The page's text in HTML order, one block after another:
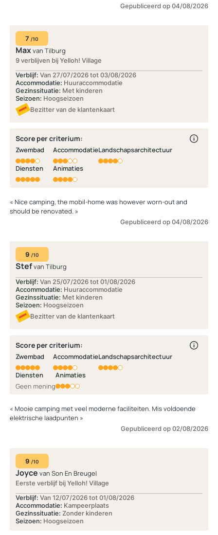
Gepubliceerd op 04/08/2026
7 /10
Maxvan Tilburg
9 verblijven bij Yelloh! Village
Verblijf: Van 27/07/2026 tot 03/08/2026
Accommodatie: Huuraccommodatie
Gezinssituatie: Met kinderen
Seizoen: Hoogseizoen
Bezitter van de klantenkaart
Score per criterium:
Zwembad Accommodatie Landschapsarchitectuur
Diensten Animaties
« Nice camping, the mobil-home was however worn-out and
should be renovated. »
Gepubliceerd op 04/08/2026
9 /10
Stefvan Tilburg
Verblijf: Van 25/07/2026 tot 01/08/2026
Accommodatie: Huuraccommodatie
Gezinssituatie: Met kinderen
Seizoen: Hoogseizoen
Bezitter van de klantenkaart
Score per criterium:
Zwembad Accommodatie Landschapsarchitectuur
Diensten
Geen mening
Animaties
« Mooie camping met veel moderne faciliteiten. Mis voldoende
elektrische laadpunten »
Gepubliceerd op 02/08/2026
9 /10
Joyce van Son En Breugel
Eerste verblijf bij Yelloh! Village
Verblijf: Van 12/07/2026 tot 01/08/2026
Accommodatie: Kampeerplaats
Gezinssituatie: Zonder kinderen
Seizoen: Hoogseizoen